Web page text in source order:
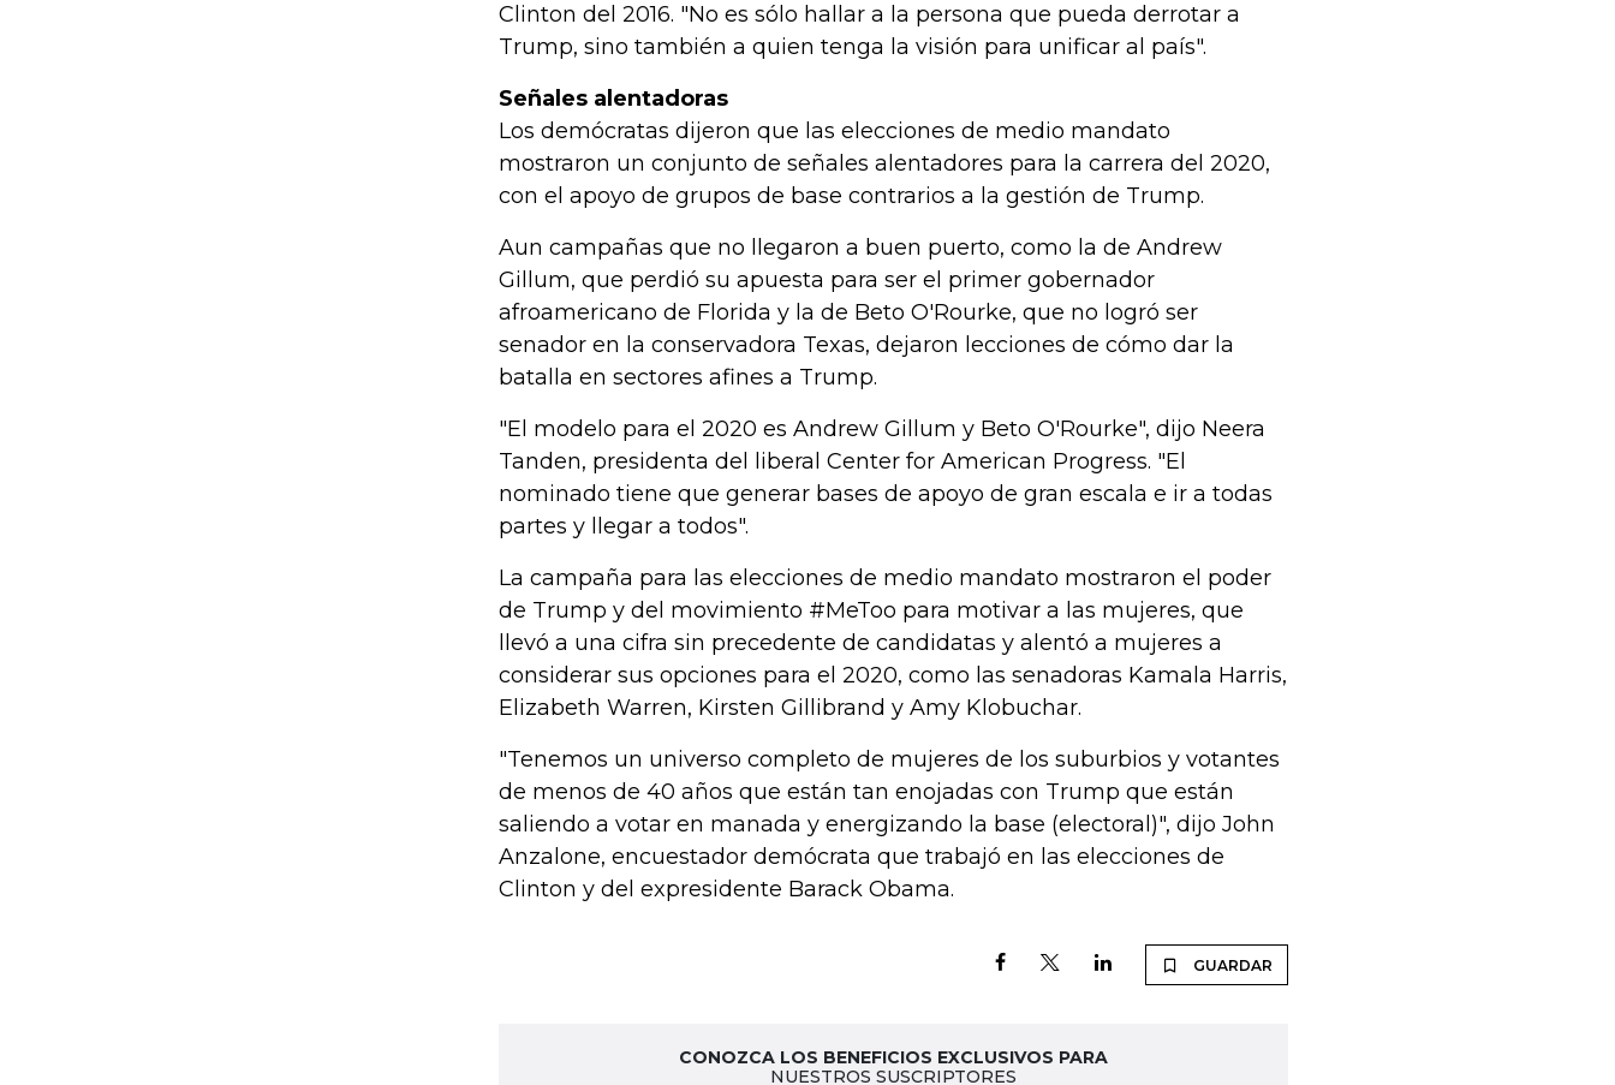
Clinton del 2016. "No es sólo hallar a la persona que pueda derrotar a
Trump, sino también a quien tenga la visión para unificar al país".
Señales alentadoras
Los demócratas dijeron que las elecciones de medio mandato
mostraron un conjunto de señales alentadores para la carrera del 2020,
con el apoyo de grupos de base contrarios a la gestión de Trump.
Aun campañas que no llegaron a buen puerto, como la de Andrew
Gillum, que perdió su apuesta para ser el primer gobernador
afroamericano de Florida y la de Beto O'Rourke, que no logró ser
senador en la conservadora Texas, dejaron lecciones de cómo dar la
batalla en sectores afines a Trump.
"El modelo para el 2020 es Andrew Gillum y Beto O'Rourke", dijo Neera
Tanden, presidenta del liberal Center for American Progress. "El
nominado tiene que generar bases de apoyo de gran escala e ir a todas
partes y llegar a todos".
La campaña para las elecciones de medio mandato mostraron el poder
de Trump y del movimiento #MeToo para motivar a las mujeres, que
llevó a una cifra sin precedente de candidatas y alentó a mujeres a
considerar sus opciones para el 2020, como las senadoras Kamala Harris,
Elizabeth Warren, Kirsten Gillibrand y Amy Klobuchar.
"Tenemos un universo completo de mujeres de los suburbios y votantes
de menos de 40 años que están tan enojadas con Trump que están
saliendo a votar en manada y energizando la base (electoral)", dijo John
Anzalone, encuestador demócrata que trabajó en las elecciones de
Clinton y del expresidente Barack Obama.
GUARDAR
CONOZCA LOS BENEFICIOS EXCLUSIVOS PARA
NUESTROS SUSCRIPTORES